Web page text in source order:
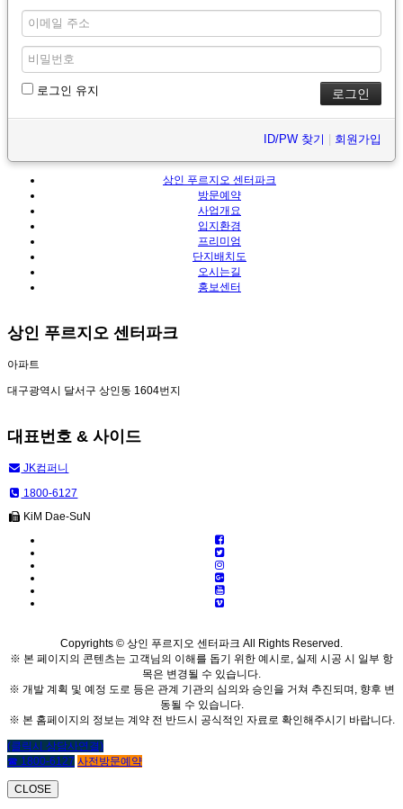
로그인 유지
ID/PW 찾기 회원가입
상인 푸르지오 센터파크
방문예약
사업개요
입지환경
프리미엄
단지배치도
오시는길
홍보센터
상인 푸르지오 센터파크
아파트
대구광역시 달서구 상인동 1604번지
대표번호 & 사이드
JK컴퍼니
1800-6127
KiM Dae-SuN
Copyrights © 상인 푸르지오 센터파크 All Rights Reserved.
※ 본 페이지의 콘텐츠는 고객님의 이해를 돕기 위한 예시로, 실제 시공 시 일부 항
목은 변경될 수 있습니다.
※ 개발 계획 및 예정 도로 등은 관계 기관의 심의와 승인을 거쳐 추진되며, 향후 변
동될 수 있습니다.
※ 본 홈페이지의 정보는 계약 전 반드시 공식적인 자료로 확인해주시기 바랍니다.
(클릭시 상담사연결)
☎ 1800-6127 사전방문예약
CLOSE